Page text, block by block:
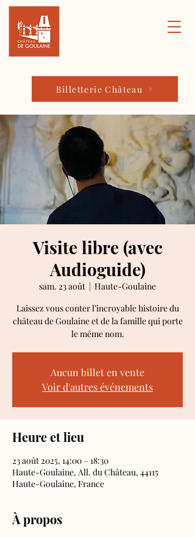
Billetterie Château
Visite libre (avec
Audioguide)
sam. 23 août
  |
Haute-Goulaine
Laissez vous conter l’incroyable histoire du
château de Goulaine et de la famille qui porte
le même nom.
Aucun billet en vente
Voir d'autres événements
Heure et lieu
23 août 2025, 14:00 – 18:30
Haute-Goulaine, All. du Château, 44115
Haute-Goulaine, France
À propos